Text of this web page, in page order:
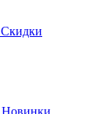
Скидки
Новинки